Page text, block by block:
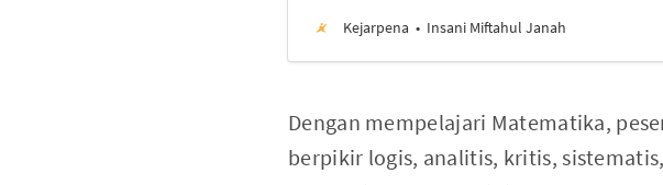
Kejarpena
Insani Miftahul Janah
Dengan mempelajari Matematika,
berpikir logis, analitis, kritis,